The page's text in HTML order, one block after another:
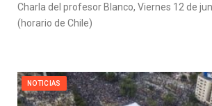
Charla del profesor Blanco, Viernes 12 de
(horario de Chile)
NOTICIAS